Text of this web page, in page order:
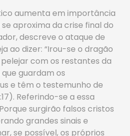
aumenta em importância
aproxima da crise final do
descreve o ataque de
ao dizer: “Irou-se o dragão
com os restantes da
guardam os
e têm o testemunho de
Referindo-se a essa
surgirão falsos cristos
grandes sinais e
se possível, os próprios